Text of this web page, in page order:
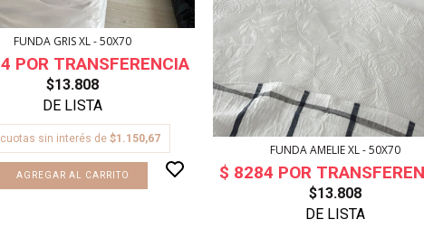
FUNDA GRIS XL - 50X70
$13.808
cuotas sin interés de $1.150,67
FUNDA AMELIE XL - 50X70
$13.808